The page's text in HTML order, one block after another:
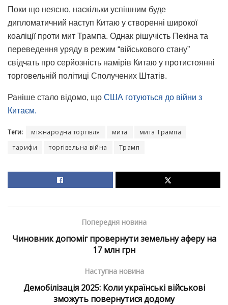
Поки що неясно, наскільки успішним буде
дипломатичний наступ Китаю у створенні широкої
коаліції проти мит Трампа. Однак рішучість Пекіна та
переведення уряду в режим “військового стану”
свідчать про серйозність намірів Китаю у протистоянні
торговельній політиці Сполучених Штатів.
Раніше стало відомо, що США готуються до війни з
Китаєм.
Теги: міжнародна торгівля мита
мита Трампа
тарифи
торгівельна війна Трамп
Попередня новина
Чиновник допоміг провернути земельну аферу на
17 млн грн
Наступна новина
Демобілізація 2025: Коли українські військові
зможуть повернутися додому